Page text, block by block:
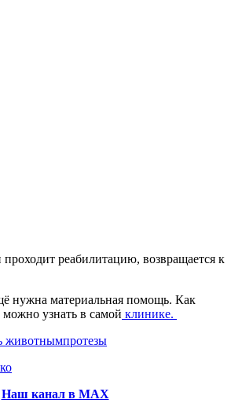
реабилитацию, возвращается к
нужна материальная помощь. Как
узнать в самой клинике.
животнымпротезы
Наш канал в МАХ